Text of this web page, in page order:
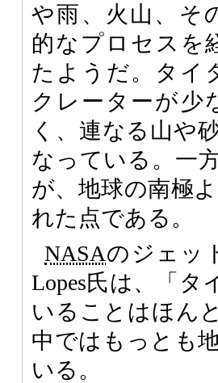
や雨、火山、そ
的なプロセスを
たようだ。タイ
クレーターが少
く、連なる山や
なっている。一
が、地球の南極
れた点である。
NASAのジェッ
Lopes氏は、「タ
いることはほん
中ではもっとも
いる。